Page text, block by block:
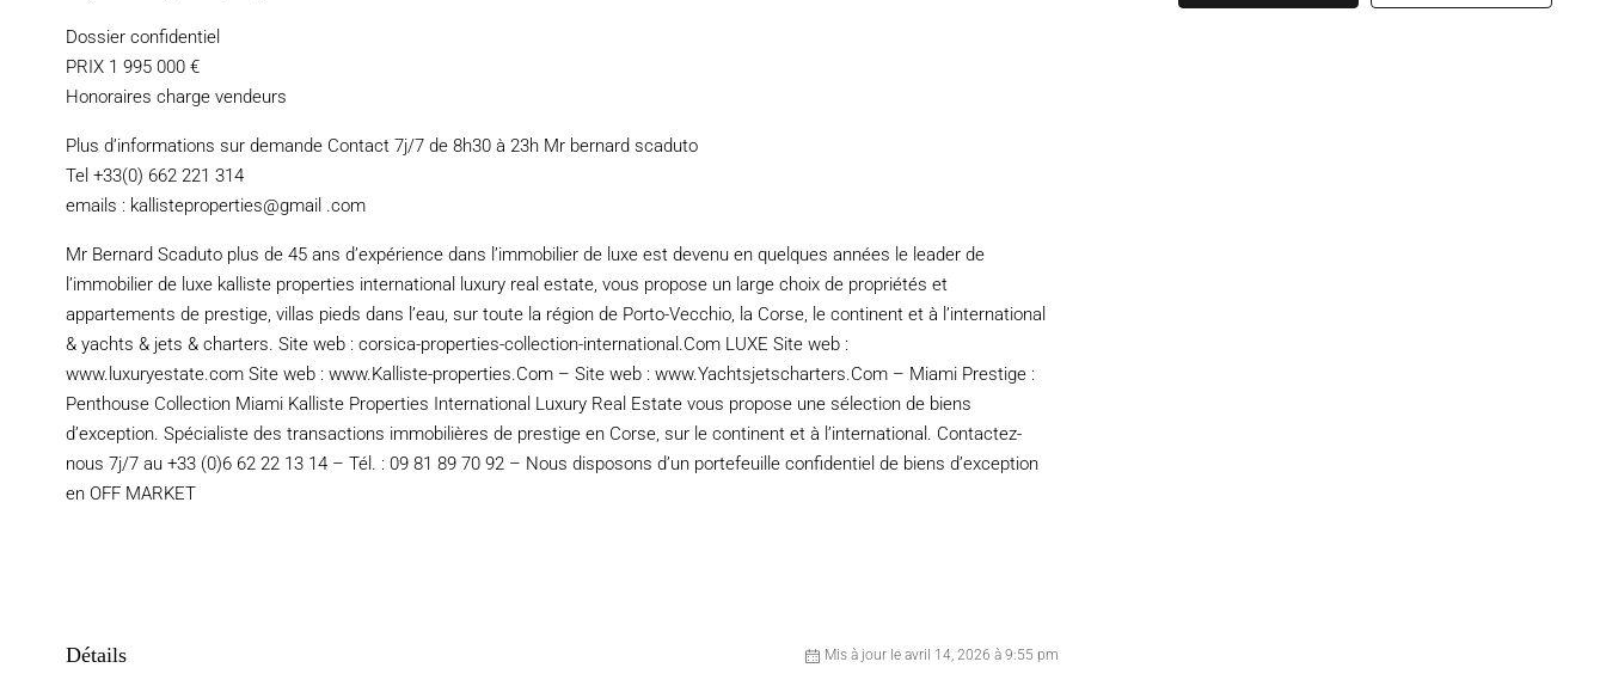
Dossier confidentiel
PRIX 1 995 000 €
Honoraires charge vendeurs
Plus d’informations sur demande Contact 7j/7 de 8h30 à 23h Mr bernard scaduto
Tel +33(0) 662 221 314
emails : kallisteproperties@gmail .com
Mr Bernard Scaduto plus de 45 ans d’expérience dans l’immobilier de luxe est devenu en quelques années le leader de
l’immobilier de luxe kalliste properties international luxury real estate, vous propose un large choix de propriétés et
appartements de prestige, villas pieds dans l’eau, sur toute la région de Porto-Vecchio, la Corse, le continent et à l’international
& yachts & jets & charters. Site web : corsica-properties-collection-international.Com LUXE Site web :
www.luxuryestate.com Site web : www.Kalliste-properties.Com – Site web : www.Yachtsjetscharters.Com – Miami Prestige :
Penthouse Collection Miami Kalliste Properties International Luxury Real Estate vous propose une sélection de biens
d’exception. Spécialiste des transactions immobilières de prestige en Corse, sur le continent et à l’international. Contactez-
nous 7j/7 au +33 (0)6 62 22 13 14 – Tél. : 09 81 89 70 92 – Nous disposons d’un portefeuille confidentiel de biens d’exception
en OFF MARKET
Détails Mis à jour le avril 14, 2026 à 9:55 pm